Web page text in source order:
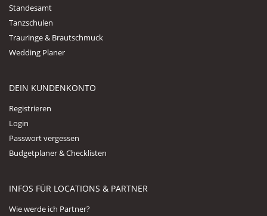
Standesamt
Tanzschulen
Trauringe & Brautschmuck
Wedding Planer
DEIN KUNDENKONTO
Registrieren
Login
Passwort vergessen
Budgetplaner & Checklisten
INFOS FÜR LOCATIONS & PARTNER
Wie werde ich Partner?